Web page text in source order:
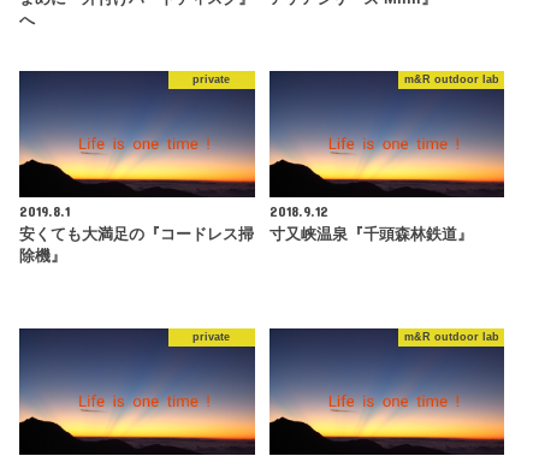
へ
private
2019.8.1
安くても大満足の『コードレス掃
除機』
m&R outdoor lab
2018.9.12
寸又峡温泉『千頭森林鉄道』
private m&R outdoor lab